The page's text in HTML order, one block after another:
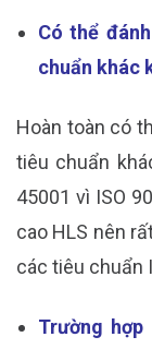
Có thể
chuẩn khác
Hoàn toàn có
tiêu chuẩn
45001 vì ISO
cao HLS nên
các tiêu chuẩn
Trường